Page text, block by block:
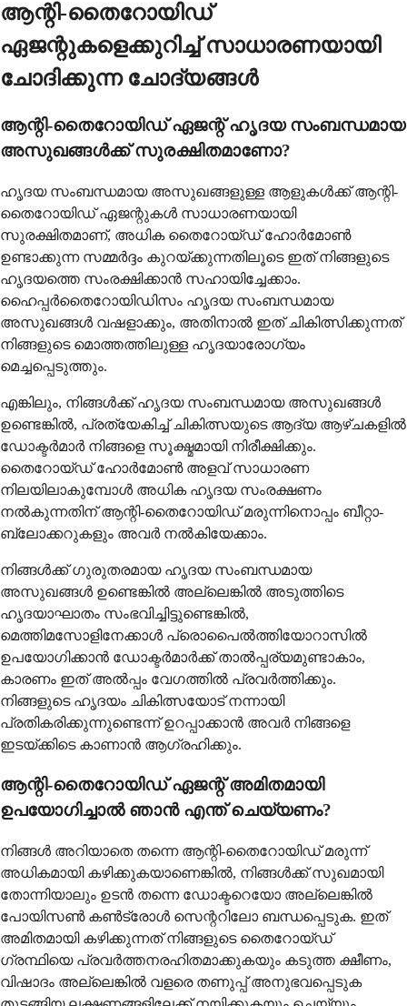
ആന്റി-തൈറോയിഡ്
ഏജന്റുകളെക്കുറിച്ച് സാധാരണയായി
ചോദിക്കുന്ന ചോദ്യങ്ങൾ
ആന്റി-തൈറോയിഡ് ഏജന്റ് ഹൃദയ സംബന്ധമായ
അസുഖങ്ങൾക്ക് സുരക്ഷിതമാണോ?
ഹൃദയ സംബന്ധമായ അസുഖങ്ങളുള്ള ആളുകൾക്ക് ആന്റി-
തൈറോയിഡ് ഏജന്റുകൾ സാധാരണയായി
സുരക്ഷിതമാണ്, അധിക തൈറോയ്ഡ് ഹോർമോൺ
ഉണ്ടാക്കുന്ന സമ്മർദ്ദം കുറയ്ക്കുന്നതിലൂടെ ഇത് നിങ്ങളുടെ
ഹൃദയത്തെ സംരക്ഷിക്കാൻ സഹായിച്ചേക്കാം.
ഹൈപ്പർതൈറോയിഡിസം ഹൃദയ സംബന്ധമായ
അസുഖങ്ങൾ വഷളാക്കും, അതിനാൽ ഇത് ചികിത്സിക്കുന്നത്
നിങ്ങളുടെ മൊത്തത്തിലുള്ള ഹൃദയാരോഗ്യം
മെച്ചപ്പെടുത്തും.
എങ്കിലും, നിങ്ങൾക്ക് ഹൃദയ സംബന്ധമായ അസുഖങ്ങൾ
ഉണ്ടെങ്കിൽ, പ്രത്യേകിച്ച് ചികിത്സയുടെ ആദ്യ ആഴ്ചകളിൽ
ഡോക്ടർമാർ നിങ്ങളെ സൂക്ഷ്മമായി നിരീക്ഷിക്കും.
തൈറോയ്ഡ് ഹോർമോൺ അളവ് സാധാരണ
നിലയിലാകുമ്പോൾ അധിക ഹൃദയ സംരക്ഷണം
നൽകുന്നതിന് ആന്റി-തൈറോയിഡ് മരുന്നിനൊപ്പം ബീറ്റാ-
ബ്ലോക്കറുകളും അവർ നൽകിയേക്കാം.
നിങ്ങൾക്ക് ഗുരുതരമായ ഹൃദയ സംബന്ധമായ
അസുഖങ്ങൾ ഉണ്ടെങ്കിൽ അല്ലെങ്കിൽ അടുത്തിടെ
ഹൃദയാഘാതം സംഭവിച്ചിട്ടുണ്ടെങ്കിൽ,
മെത്തിമസോളിനേക്കാൾ പ്രൊപൈൽത്തിയോറാസിൽ
ഉപയോഗിക്കാൻ ഡോക്ടർമാർക്ക് താൽപ്പര്യമുണ്ടാകാം,
കാരണം ഇത് അൽപ്പം വേഗത്തിൽ പ്രവർത്തിക്കും.
നിങ്ങളുടെ ഹൃദയം ചികിത്സയോട് നന്നായി
പ്രതികരിക്കുന്നുണ്ടെന്ന് ഉറപ്പാക്കാൻ അവർ നിങ്ങളെ
ഇടയ്ക്കിടെ കാണാൻ ആഗ്രഹിക്കും.
ആന്റി-തൈറോയിഡ് ഏജന്റ് അമിതമായി
ഉപയോഗിച്ചാൽ ഞാൻ എന്ത് ചെയ്യണം?
നിങ്ങൾ അറിയാതെ തന്നെ ആന്റി-തൈറോയിഡ് മരുന്ന്
അധികമായി കഴിക്കുകയാണെങ്കിൽ, നിങ്ങൾക്ക് സുഖമായി
തോന്നിയാലും ഉടൻ തന്നെ ഡോക്ടറെയോ അല്ലെങ്കിൽ
പോയിസൺ കൺട്രോൾ സെന്ററിലോ ബന്ധപ്പെടുക. ഇത്
അമിതമായി കഴിക്കുന്നത് നിങ്ങളുടെ തൈറോയ്ഡ്
ഗ്രന്ഥിയെ പ്രവർത്തനരഹിതമാക്കുകയും കടുത്ത ക്ഷീണം,
വിഷാദം അല്ലെങ്കിൽ വളരെ തണുപ്പ് അനുഭവപ്പെടുക